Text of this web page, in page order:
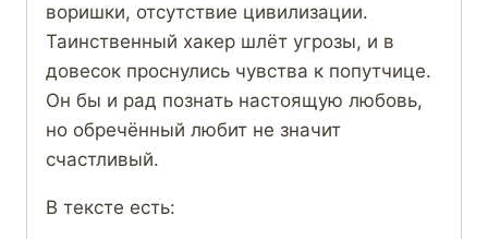
воришки, отсутствие цивилизации.
Таинственный хакер шлёт угрозы, и в
довесок проснулись чувства к попутчице.
Он бы и рад познать настоящую любовь,
но обречённый любит не значит
счастливый.
В тексте есть: